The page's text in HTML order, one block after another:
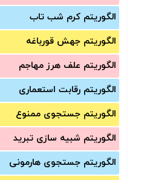
الگوریتم کرم شب تاب
الگوریتم جهش قورباغه
الگوریتم علف هرز مهاجم
الگوریتم رقابت استعماری
الگوریتم جستجوی ممنوع
الگوریتم شبیه سازی تبرید
الگوریتم جستجوی هارمونی